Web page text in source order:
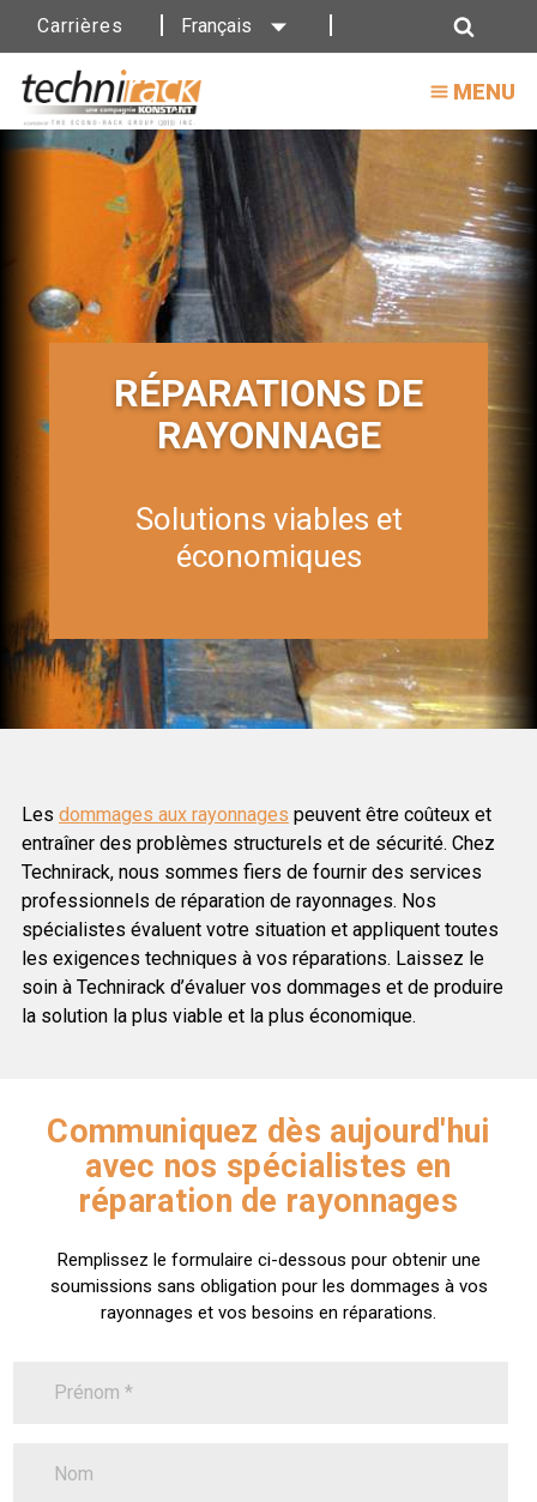
Réparation
de
rayonnages
Carrières
Français
MENU
RÉPARATIONS DE
RAYONNAGE
Solutions viables et
économiques
Les dommages aux rayonnages peuvent être coûteux et
entraîner des problèmes structurels et de sécurité. Chez
Technirack, nous sommes fiers de fournir des services
professionnels de réparation de rayonnages. Nos
spécialistes évaluent votre situation et appliquent toutes
les exigences techniques à vos réparations. Laissez le
soin à Technirack d’évaluer vos dommages et de produire
la solution la plus viable et la plus économique.
Communiquez dès aujourd'hui
avec nos spécialistes en
réparation de rayonnages
Remplissez le formulaire ci-dessous pour obtenir une
soumissions sans obligation pour les dommages à vos
rayonnages et vos besoins en réparations.